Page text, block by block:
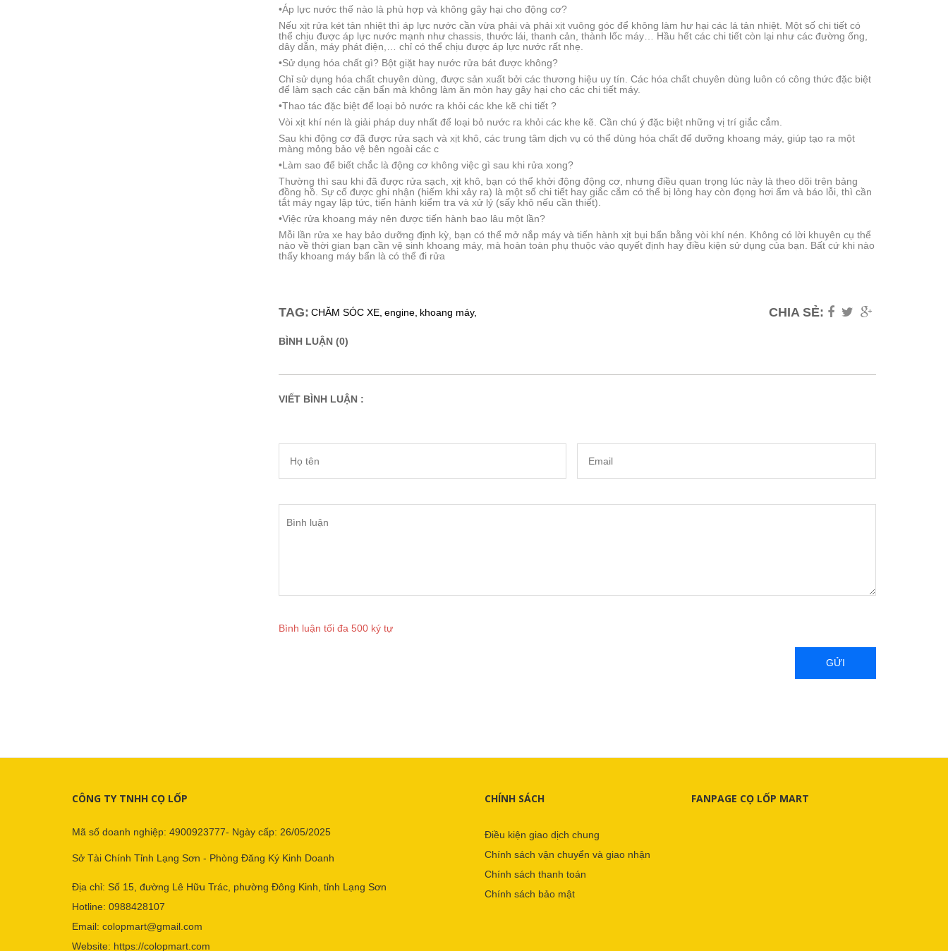
•Áp lực nước thế nào là phù hợp và không gây hại cho động cơ?
Nếu xịt rửa két tản nhiệt thì áp lực nước cần vừa phải và phải xịt vuông góc để không làm hư hại các lá tản nhiệt. Một số chi tiết có
thể chịu được áp lực nước mạnh như chassis, thước lái, thanh cản, thành lốc máy… Hầu hết các chi tiết còn lại như các đường ống,
dây dẫn, máy phát điện,… chỉ có thể chịu được áp lực nước rất nhẹ.
•Sử dụng hóa chất gì? Bột giặt hay nước rửa bát được không?
Chỉ sử dụng hóa chất chuyên dùng, được sản xuất bởi các thương hiệu uy tín. Các hóa chất chuyên dùng luôn có công thức đặc biệt
để làm sạch các cặn bẩn mà không làm ăn mòn hay gây hại cho các chi tiết máy.
•Thao tác đặc biệt để loại bỏ nước ra khỏi các khe kẽ chi tiết ?
Vòi xịt khí nén là giải pháp duy nhất để loại bỏ nước ra khỏi các khe kẽ. Cần chú ý đặc biệt những vị trí giắc cắm.
Sau khi động cơ đã được rửa sạch và xịt khô, các trung tâm dịch vụ có thể dùng hóa chất để dưỡng khoang máy, giúp tạo ra một
màng mỏng bảo vệ bên ngoài các c
•Làm sao để biết chắc là động cơ không việc gì sau khi rửa xong?
Thường thì sau khi đã được rửa sạch, xịt khô, bạn có thể khởi động động cơ, nhưng điều quan trọng lúc này là theo dõi trên bảng
đồng hồ. Sự cố được ghi nhận (hiếm khi xảy ra) là một số chi tiết hay giắc cắm có thể bị lỏng hay còn đọng hơi ẩm và báo lỗi, thì cần
tắt máy ngay lập tức, tiến hành kiểm tra và xử lý (sấy khô nếu cần thiết).
•Việc rửa khoang máy nên được tiến hành bao lâu một lần?
Mỗi lần rửa xe hay bảo dưỡng định kỳ, bạn có thể mở nắp máy và tiến hành xịt bụi bẩn bằng vòi khí nén. Không có lời khuyên cụ thể
nào về thời gian bạn cần vệ sinh khoang máy, mà hoàn toàn phụ thuộc vào quyết định hay điều kiện sử dụng của bạn. Bất cứ khi nào
thấy khoang máy bẩn là có thể đi rửa
TAG: CHĂM SÓC XE, engine, khoang máy, CHIA SẺ:
BÌNH LUẬN (0)
VIẾT BÌNH LUẬN :
Bình luận tối đa 500 ký tự
GỬI
CÔNG TY TNHH CỌ LỐP
Mã số doanh nghiệp: 4900923777- Ngày cấp: 26/05/2025
Sở Tài Chính Tỉnh Lạng Sơn - Phòng Đăng Ký Kinh Doanh
Địa chỉ: Số 15, đường Lê Hữu Trác, phường Đông Kinh, tỉnh Lạng Sơn
Hotline: 0988428107
Email: colopmart@gmail.com
Website: https://colopmart.com
CHÍNH SÁCH
Điều kiện giao dịch chung
Chính sách vận chuyển và giao nhận
Chính sách thanh toán
Chính sách bảo mật
FANPAGE CỌ LỐP MART